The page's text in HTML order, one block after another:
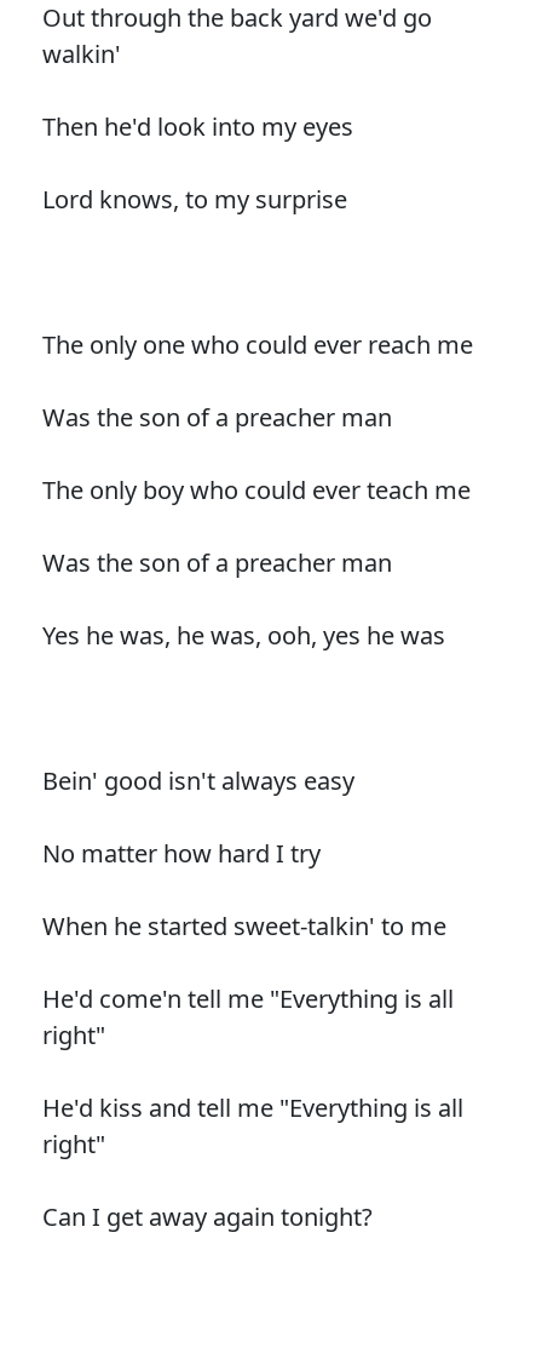
Out through the back yard we'd go
walkin'
Then he'd look into my eyes
Lord knows, to my surprise
The only one who could ever reach me
Was the son of a preacher man
The only boy who could ever teach me
Was the son of a preacher man
Yes he was, he was, ooh, yes he was
Bein' good isn't always easy
No matter how hard I try
When he started sweet-talkin' to me
He'd come'n tell me "Everything is all
right"
He'd kiss and tell me "Everything is all
right"
Can I get away again tonight?